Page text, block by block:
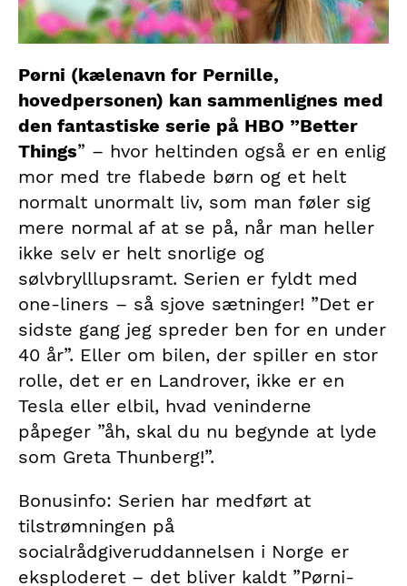
Pørni (kælenavn for Pernille,
hovedpersonen) kan sammenlignes med
den fantastiske serie på HBO ”Better
Things” – hvor heltinden også er en enlig
mor med tre flabede børn og et helt
normalt unormalt liv, som man føler sig
mere normal af at se på, når man heller
ikke selv er helt snorlige og
sølvbrylllupsramt. Serien er fyldt med
one-liners – så sjove sætninger! ”Det er
sidste gang jeg spreder ben for en under
40 år”. Eller om bilen, der spiller en stor
rolle, det er en Landrover, ikke er en
Tesla eller elbil, hvad veninderne
påpeger ”åh, skal du nu begynde at lyde
som Greta Thunberg!”.
Bonusinfo: Serien har medført at
tilstrømningen på
socialrådgiveruddannelsen i Norge er
eksploderet – det bliver kaldt ”Pørni-